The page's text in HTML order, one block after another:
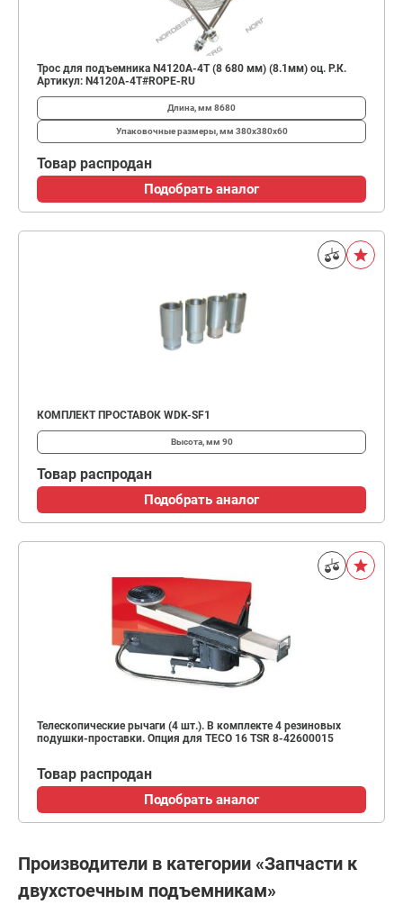
Трос для подъемника N4120A-4T (8 680 мм) (8.1мм) оц. Р.К.
Артикул: N4120A-4T#ROPE-RU
Длина, мм 8680
Упаковочные размеры, мм 380х380х60
Товар распродан
Подобрать аналог
КОМПЛЕКТ ПРОСТАВОК WDK-SF1
Высота, мм 90
Товар распродан
Подобрать аналог
Телескопические рычаги (4 шт.). В комплекте 4 резиновых
подушки-проставки. Опция для TECO 16 TSR 8-42600015
Товар распродан
Подобрать аналог
Производители в категории «Запчасти к
двухстоечным подъемникам»